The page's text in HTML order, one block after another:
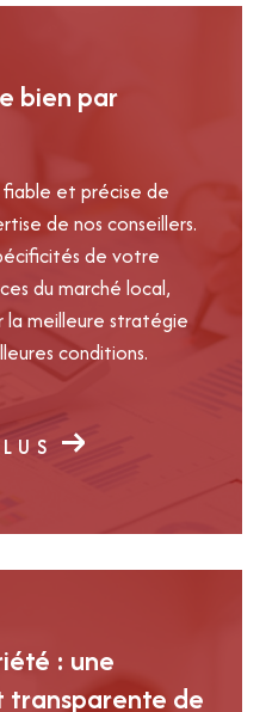
bien par
et précise de
de nos conseillers.
de votre
du marché local,
la meilleure stratégie
conditions.
: une
transparente de